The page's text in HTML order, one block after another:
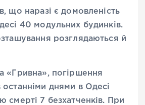
що наразі є домовленість
40 модульних будинків.
розглядаються й
«Гривна», погіршення
днями в Одесі
смерті 7 безхатченків. При